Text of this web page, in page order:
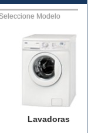
Modelo
Lavadoras